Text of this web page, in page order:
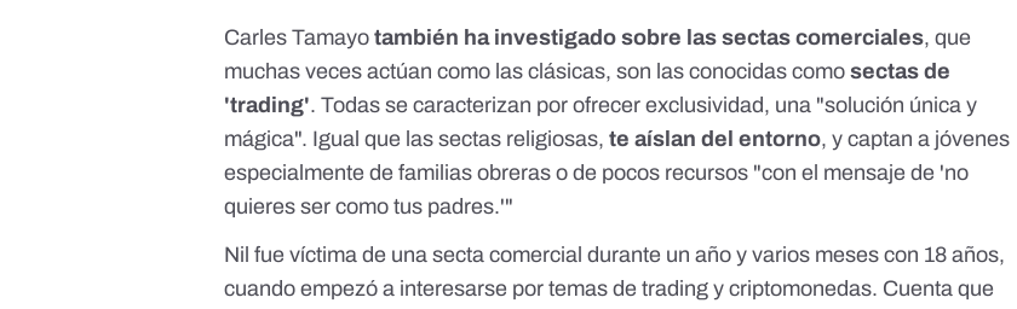
Carles Tamayotambién ha investigado sobre las sectas comerciales, que
muchas veces actúan como las clásicas, son las conocidas comosectas de
'trading'. Todas se caracterizan por ofrecer exclusividad, una "solución única y
mágica". Igual que las sectas religiosas,te aíslan del entorno, y captan a jóvenes
especialmente de familias obreras o de pocos recursos "con el mensaje de 'no
quieres ser como tus padres.'"
Nil fue víctima de una secta comercial durante un año y varios meses con 18 años,
cuando empezó a interesarse por temas de trading y criptomonedas. Cuenta que